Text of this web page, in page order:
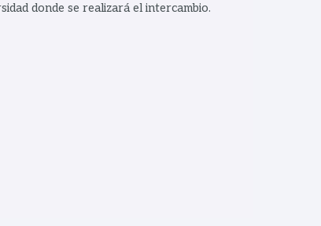
donde se realizará el intercambio.